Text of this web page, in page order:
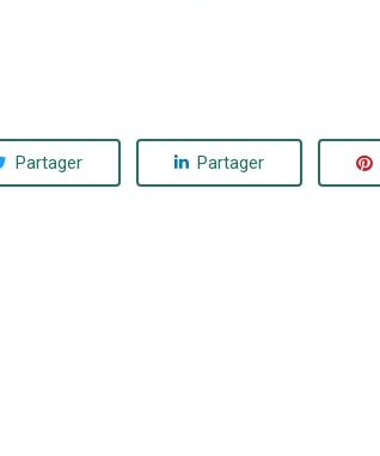
Partager Partager